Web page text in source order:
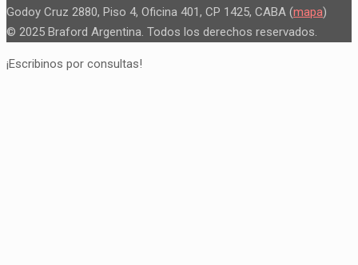
Godoy Cruz 2880, Piso 4, Oficina 401, CP 1425, CABA (mapa)
© 2025 Braford Argentina. Todos los derechos reservados.
¡Escribinos por consultas!